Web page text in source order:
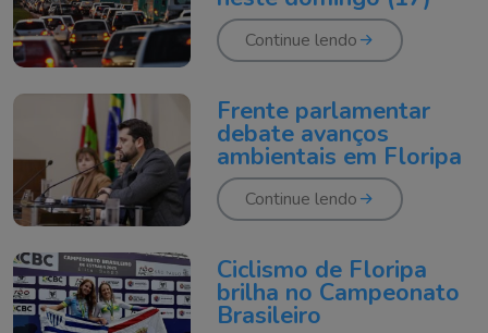
Continue lendo
Frente parlamentar
debate avanços
ambientais em Floripa
Continue lendo
Ciclismo de Floripa
brilha no Campeonato
Brasileiro